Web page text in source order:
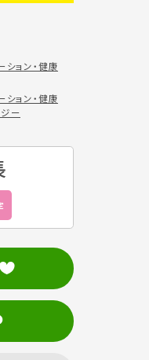
ション・健康
ション・健康
ー